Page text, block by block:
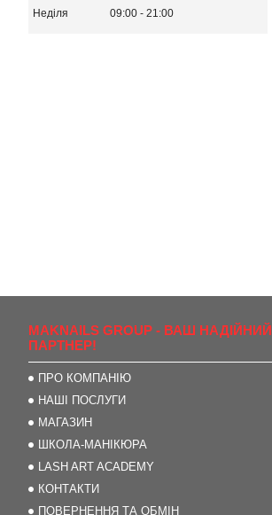
Неділя
09:00 21:00
MAKNAILS GROUP - ВАШ НАДІЙНИЙ
ПАРТНЕР!
ПРО КОМПАНІЮ
НАШІ ПОСЛУГИ
МАГАЗИН
ШКОЛА-МАНІКЮРА
LASH ART ACADEMY
КОНТАКТИ
ПОВЕРНЕННЯ ТА ОБМІН